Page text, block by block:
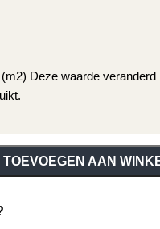
Deze waarde veranderd
TOEVOEGEN AAN